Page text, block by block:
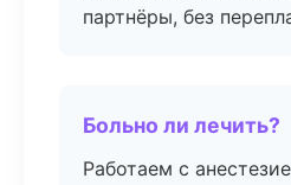
партнёры, без
Больно ли лечить?
Работаем с